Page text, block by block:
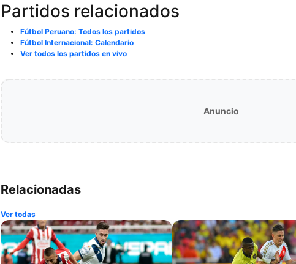
Partidos relacionados
Fútbol Peruano: Todos los partidos
Fútbol Internacional: Calendario
Ver todos los partidos en vivo
Anuncio
Relacionadas
Ver todas